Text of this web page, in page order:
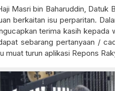
Masri bin Baharuddin, Datuk
berkaitan isu perparitan.
terima kasih kepada
sebarang pertanyaan /
muat turun aplikasi Repons
PERTANDINGAN BOLA JARING
DATUK BANDAR MAJLIS
SEREMBAN